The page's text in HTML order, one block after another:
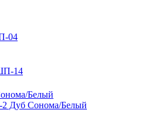
04
14
Дуб Сонома/Белый